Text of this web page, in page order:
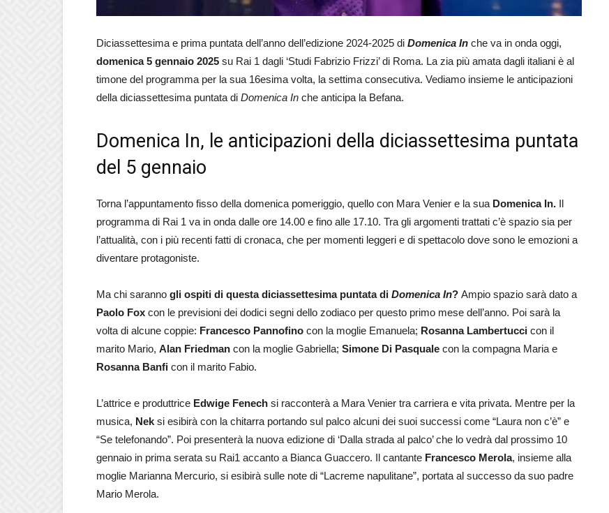
Diciassettesima e prima puntata dell’anno dell’edizione 2024-2025 di Domenica In che va in onda oggi,
domenica 5 gennaio 2025 su Rai 1 dagli ‘Studi Fabrizio Frizzi’ di Roma. La zia più amata dagli italiani è al
timone del programma per la sua 16esima volta, la settima consecutiva. Vediamo insieme le anticipazioni
della diciassettesima puntata di Domenica In che anticipa la Befana.
Domenica In, le anticipazioni della diciassettesima puntata
del 5 gennaio
Torna l’appuntamento fisso della domenica pomeriggio, quello con Mara Venier e la sua Domenica In. Il
programma di Rai 1 va in onda dalle ore 14.00 e fino alle 17.10. Tra gli argomenti trattati c’è spazio sia per
l’attualità, con i più recenti fatti di cronaca, che per momenti leggeri e di spettacolo dove sono le emozioni a
diventare protagoniste.
Ma chi saranno gli ospiti di questa diciassettesima puntata di Domenica In? Ampio spazio sarà dato a
Paolo Fox con le previsioni dei dodici segni dello zodiaco per questo primo mese dell’anno. Poi sarà la
volta di alcune coppie: Francesco Pannofino con la moglie Emanuela; Rosanna Lambertucci con il
marito Mario, Alan Friedman con la moglie Gabriella; Simone Di Pasquale con la compagna Maria e
Rosanna Banfi con il marito Fabio.
L’attrice e produttrice Edwige Fenech si racconterà a Mara Venier tra carriera e vita privata. Mentre per la
musica, Nek si esibirà con la chitarra portando sul palco alcuni dei suoi successi come “Laura non c’è” e
“Se telefonando”. Poi presenterà la nuova edizione di ‘Dalla strada al palco’ che lo vedrà dal prossimo 10
gennaio in prima serata su Rai1 accanto a Bianca Guaccero. Il cantante Francesco Merola, insieme alla
moglie Marianna Mercurio, si esibirà sulle note di “Lacreme napulitane”, portata al successo da suo padre
Mario Merola.